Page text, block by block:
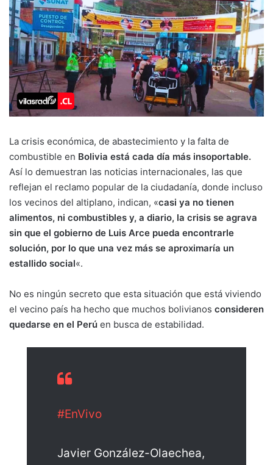
La crisis económica, de abastecimiento y la falta de
combustible en Bolivia está cada día más insoportable.
Así lo demuestran las noticias internacionales, las que
reflejan el reclamo popular de la ciudadanía, donde incluso
los vecinos del altiplano, indican, «casi ya no tienen
alimentos, ni combustibles y, a diario, la crisis se agrava
sin que el gobierno de Luis Arce pueda encontrarle
solución, por lo que una vez más se aproximaría un
estallido social«.
No es ningún secreto que esta situación que está viviendo
el vecino país ha hecho que muchos bolivianos consideren
quedarse en el Perú en busca de estabilidad.
#EnVivo
Javier González-Olaechea,